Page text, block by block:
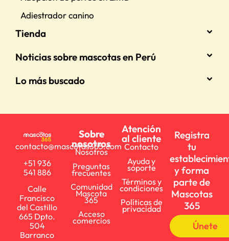
Adiestrador canino
Tienda
Noticias sobre mascotas en Perú
Lo más buscado
contacto@mascotas365.com
+51 936
541 886
Calle
Francisco
del Castillo
665 Dpto.
504
Barranco
Sobre
nosotros
Nosotros
Preguntas
frecuentes
Comunidad
Mascota
365
Acceso
comercios
Atención
al cliente
Contacto
Ayuda y
soporte
Términos y
condiciones
Políticas de
privacidad
Registra
tu
y forma
parte de
Mascotas
365
Únete